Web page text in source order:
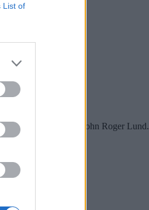
List of
politistasjon, John Roger Lund.